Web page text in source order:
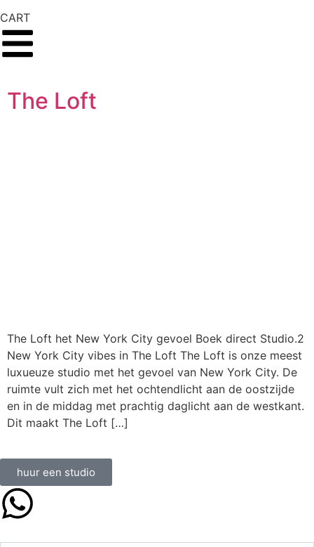
CART
The Loft
The Loft het New York City gevoel Boek direct Studio.2
New York City vibes in The Loft The Loft is onze meest
luxueuze studio met het gevoel van New York City. De
ruimte vult zich met het ochtendlicht aan de oostzijde
en in de middag met prachtig daglicht aan de westkant.
Dit maakt The Loft […]
huur een studio